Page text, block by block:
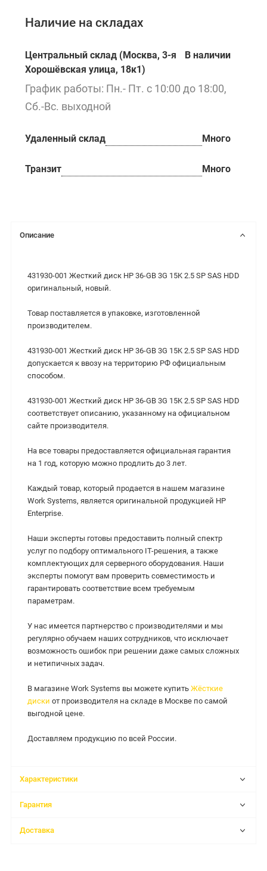
Наличие на складах
Центральный склад (Москва, 3-я
Хорошёвская улица, 18к1)
В наличии
График работы: Пн.- Пт. с 10:00 до 18:00,
Сб.-Вс. выходной
Удаленный склад Много
Транзит Много
Описание
431930-001 Жесткий диск HP 36-GB 3G 15K 2.5 SP SAS HDD
оригинальный, новый.
Товар поставляется в упаковке, изготовленной
производителем.
431930-001 Жесткий диск HP 36-GB 3G 15K 2.5 SP SAS HDD
допускается к ввозу на территорию РФ официальным
способом.
431930-001 Жесткий диск HP 36-GB 3G 15K 2.5 SP SAS HDD
cоответствует описанию, указанному на официальном
сайте производителя.
На все товары предоставляется официальная гарантия
на 1 год, которую можно продлить до 3 лет.
Каждый товар, который продается в нашем магазине
Work Systems, является оригинальной продукцией HP
Enterprise.
Наши эксперты готовы предоставить полный спектр
услуг по подбору оптимального IT-решения, а также
комплектующих для серверного оборудования. Наши
эксперты помогут вам проверить совместимость и
гарантировать соответствие всем требуемым
параметрам.
У нас имеется партнерство с производителями и мы
регулярно обучаем наших сотрудников, что исключает
возможность ошибок при решении даже самых сложных
и нетипичных задач.
В магазине Work Systems вы можете купить Жёсткие
диски от производителя на складе в Москве по самой
выгодной цене.
Доставляем продукцию по всей России.
Характеристики
Гарантия
Доставка